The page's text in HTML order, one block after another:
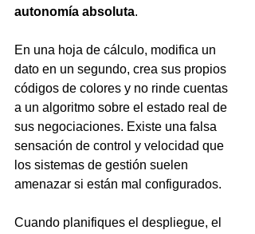
autonomía absoluta.
En una hoja de cálculo, modifica un
dato en un segundo, crea sus propios
códigos de colores y no rinde cuentas
a un algoritmo sobre el estado real de
sus negociaciones. Existe una falsa
sensación de control y velocidad que
los sistemas de gestión suelen
amenazar si están mal configurados.
Cuando planifiques el despliegue, el